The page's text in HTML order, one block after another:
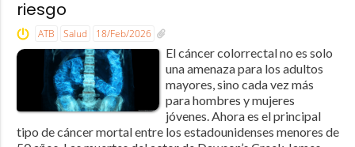
riesgo
ATB Salud 18/Feb/2026
El cáncer colorrectal no es solo
una amenaza para los adultos
mayores, sino cada vez más
para hombres y mujeres
jóvenes. Ahora es el principal
tipo de cáncer mortal entre los estadounidenses menores de